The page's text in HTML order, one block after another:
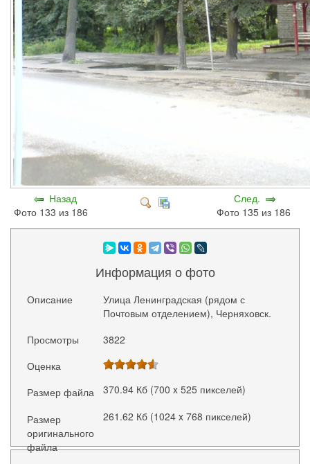
Назад
Фото 133 из 186
След.
Фото 135 из 186
Информация о фото
Описание
Улица Ленинградская (рядом с
Почтовым отделением), Черняховск.
Просмотры
3822
Оценка
Размер файла
370.94 Кб (700 x 525 пикселей)
Размер
оригинального
файла
261.62 Кб (1024 x 768 пикселей)